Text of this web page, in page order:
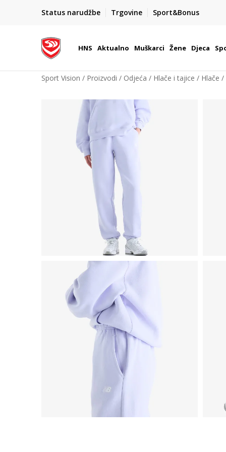
Status narudžbe Trgovine Sport&Bonus
BOX NOW
Dostava 1,50 €
| Više od 800 paketomata u Hrvatskoj
HNS Aktualno Muškarci Žene Djeca
Sport Vision Proizvodi Odjeća Hlače i tajice Hlače